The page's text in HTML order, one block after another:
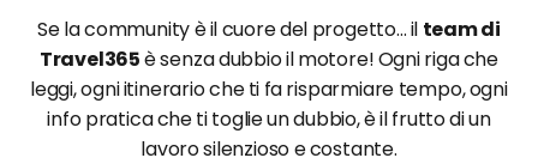
Se la community è il cuore del progetto... il team di
Travel365è senza dubbio il motore! Ogni riga che
leggi, ogni itinerario che ti fa risparmiare tempo, ogni
info pratica che ti toglie un dubbio, è il frutto di un
lavoro silenzioso e costante.